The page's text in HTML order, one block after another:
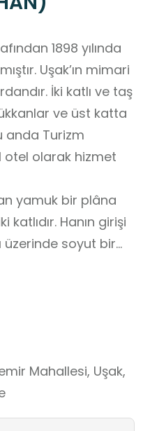
1898 yılında
Uşak’ın mimari
İki katlı ve taş
ve üst katta
anda Turizm
otel olarak hizmet
yamuk bir plâna
Hanın girişi
üzerinde soyut bir
kilit taşı olan,
kare
Bunların
kat duvarında da
arasında, basık
Mahallesi, Uşak,